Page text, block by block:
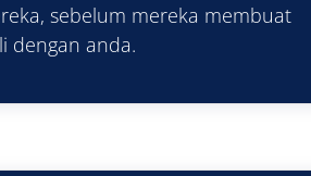
sebelum mereka membuat
dengan anda.